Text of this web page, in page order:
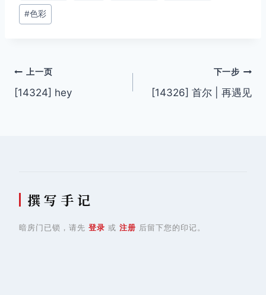
签：
#色彩
文
章
上一页
[14324] hey
下一步
[14326] 首尔 | 再遇见
撰 写 手 记
暗房门已锁，请先 登录 或 注册 后留下您的印记。